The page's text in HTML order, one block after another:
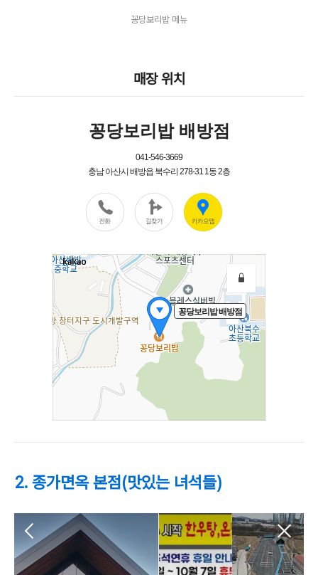
꽁당보리밥 메뉴
매장 위치
2. 종가면옥 본점(맛있는 녀석들)